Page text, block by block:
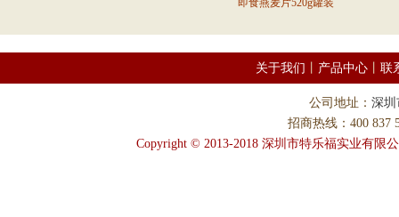
即食燕麦片520g罐装
关于我们 产品中心 联
公司地址： 深圳
招商热线：400 837
Copyright © 2013-2018 深圳市特乐福实业有限